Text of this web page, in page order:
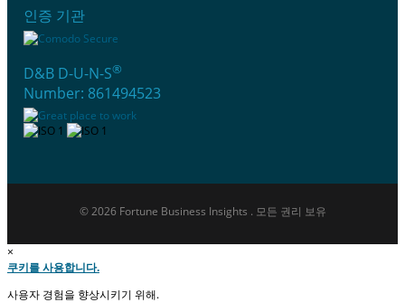
인증 기관
D&B D-U-N-S®
Number: 861494523
© 2026 Fortune Business Insights . 모든 권리 보유
×
쿠키를 사용합니다.
사용자 경험을 향상시키기 위해.